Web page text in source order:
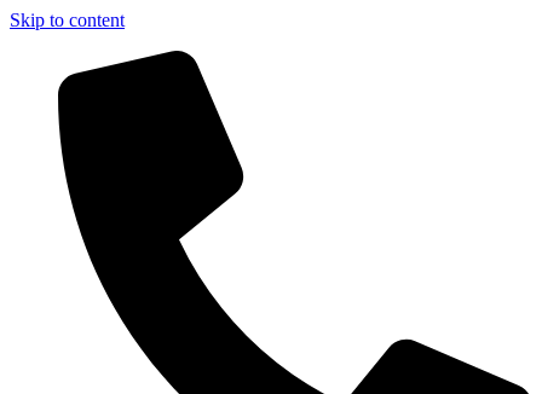
Skip to content